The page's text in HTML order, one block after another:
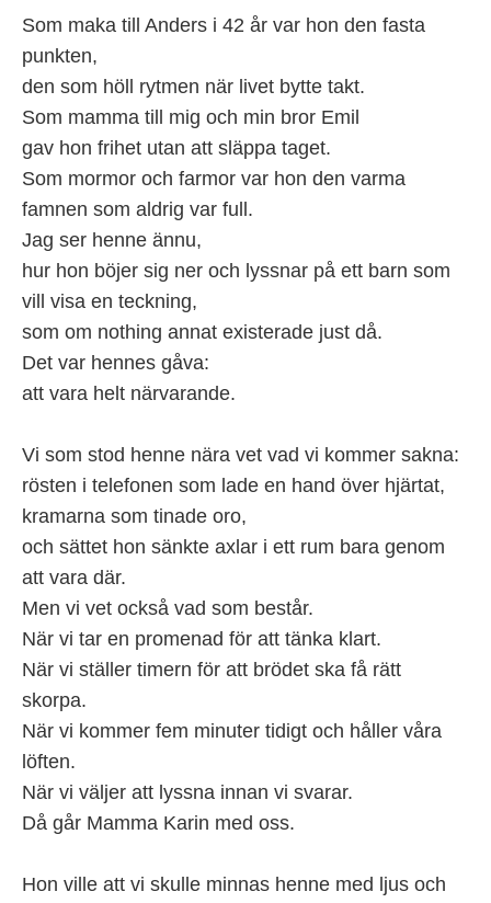
Som maka till Anders i 42 år var hon den fasta
punkten,
den som höll rytmen när livet bytte takt.
Som mamma till mig och min bror Emil
gav hon frihet utan att släppa taget.
Som mormor och farmor var hon den varma
famnen som aldrig var full.
Jag ser henne ännu,
hur hon böjer sig ner och lyssnar på ett barn som
vill visa en teckning,
som om nothing annat existerade just då.
Det var hennes gåva:
att vara helt närvarande.
Vi som stod henne nära vet vad vi kommer sakna:
rösten i telefonen som lade en hand över hjärtat,
kramarna som tinade oro,
och sättet hon sänkte axlar i ett rum bara genom
att vara där.
Men vi vet också vad som består.
När vi tar en promenad för att tänka klart.
När vi ställer timern för att brödet ska få rätt
skorpa.
När vi kommer fem minuter tidigt och håller våra
löften.
När vi väljer att lyssna innan vi svarar.
Då går Mamma Karin med oss.
Hon ville att vi skulle minnas henne med ljus och